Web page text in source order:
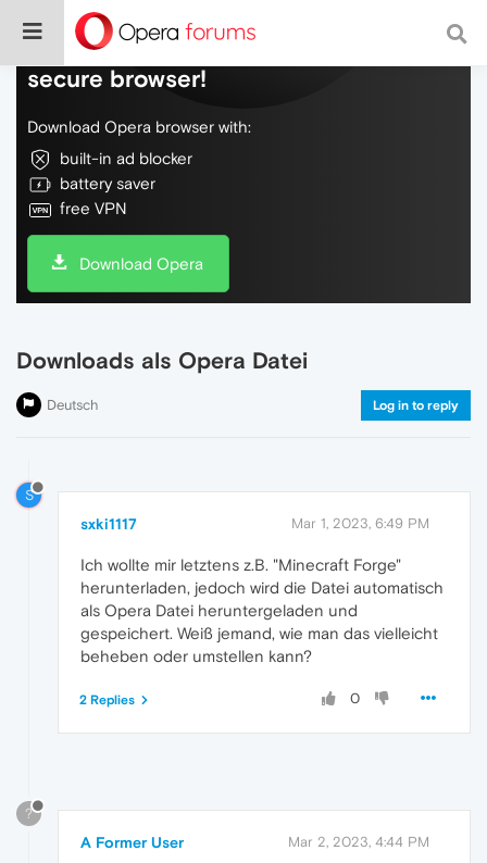
Do more on the web, with a fast and
secure browser!
Download Opera browser with:
built-in ad blocker
battery saver
free VPN
Download Opera
Downloads als Opera Datei
Deutsch Log in to reply
S
sxki1117 Mar 1, 2023, 6:49 PM
Ich wollte mir letztens z.B. "Minecraft Forge"
herunterladen, jedoch wird die Datei automatisch
als Opera Datei heruntergeladen und
gespeichert. Weiß jemand, wie man das vielleicht
beheben oder umstellen kann?
0
2 Replies
?
A Former User Mar 2, 2023, 4:44 PM